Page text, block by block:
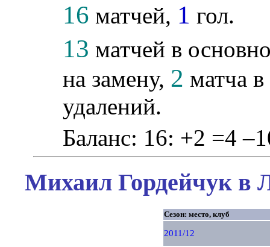
16 матчей, 1 гол.
13 матчей в
на замену, 2 матча
удалений.
Баланс: 16: +2 =4
Михаил Гордейчук в
Сезон: место, клуб
2011/12